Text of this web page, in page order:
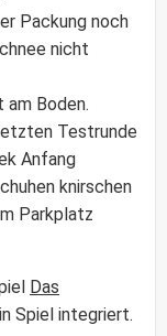
Packung noch
nicht
am Boden.
Testrunde
Anfang
knirschen
Parkplatz
Das
Spiel integriert.